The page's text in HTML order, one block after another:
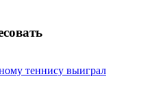
теннису выиграл